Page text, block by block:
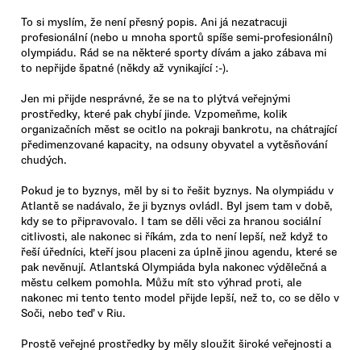
To si myslím, že není přesný popis. Ani já nezatracuji
profesionální (nebo u mnoha sportů spíše semi-profesionální)
olympiádu. Rád se na některé sporty dívám a jako zábava mi
to nepřijde špatné (někdy až vynikající :-).
Jen mi přijde nesprávné, že se na to plýtvá veřejnými
prostředky, které pak chybí jinde. Vzpomeňme, kolik
organizačních měst se ocitlo na pokraji bankrotu, na chátrající
předimenzované kapacity, na odsuny obyvatel a vytěsňování
chudých.
Pokud je to byznys, měl by si to řešit byznys. Na olympiádu v
Atlantě se nadávalo, že ji byznys ovládl. Byl jsem tam v době,
kdy se to připravovalo. I tam se děli věci za hranou sociální
citlivosti, ale nakonec si říkám, zda to není lepší, než když to
řeší úředníci, kteří jsou placeni za úplně jinou agendu, které se
pak nevěnují. Atlantská Olympiáda byla nakonec výdělečná a
městu celkem pomohla. Můžu mít sto výhrad proti, ale
nakonec mi tento tento model přijde lepší, než to, co se dělo v
Soči, nebo teď v Riu.
Prostě veřejné prostředky by měly sloužit široké veřejnosti a